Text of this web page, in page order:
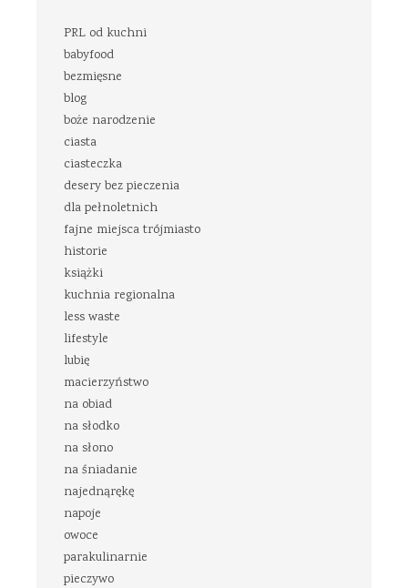
PRL od kuchni
babyfood
bezmięsne
blog
boże narodzenie
ciasta
ciasteczka
desery bez pieczenia
dla pełnoletnich
fajne miejsca trójmiasto
historie
książki
kuchnia regionalna
less waste
lifestyle
lubię
macierzyństwo
na obiad
na słodko
na słono
na śniadanie
najednąrękę
napoje
owoce
parakulinarnie
pieczywo